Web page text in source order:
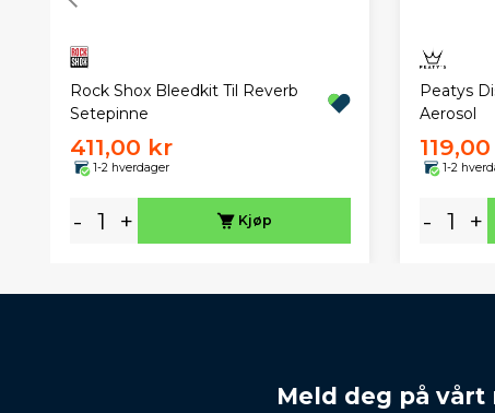
Rock Shox Bleedkit Til Reverb
Setepinne
411,00 kr
1-2 hverdager
- + Kjøp
Peatys
Aerosol
1-2
- +
Meld deg på